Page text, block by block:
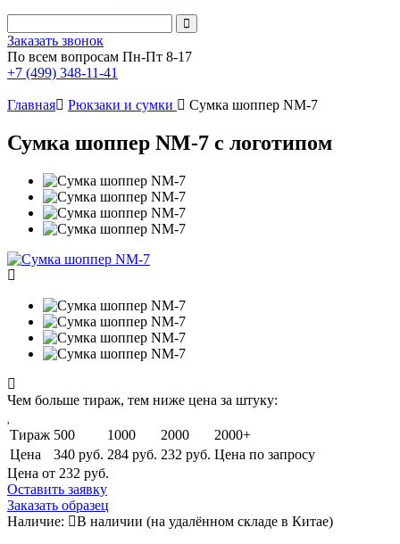
Заказать звонок
По всем вопросам Пн-Пт 8-17
+7 (499) 348-11-41
Главная Рюкзаки и сумки Сумка шоппер NM-7
Сумка шоппер NM-7 с логотипом
Чем больше тираж, тем ниже цена за штуку:
Тираж 500 1000 2000
2000+
Цена
340 руб. 284 руб. 232 руб. Цена по запросу
Цена от 232 руб.
Оставить заявку
Заказать образец
Наличие:
В наличии (на удалённом складе в Китае)